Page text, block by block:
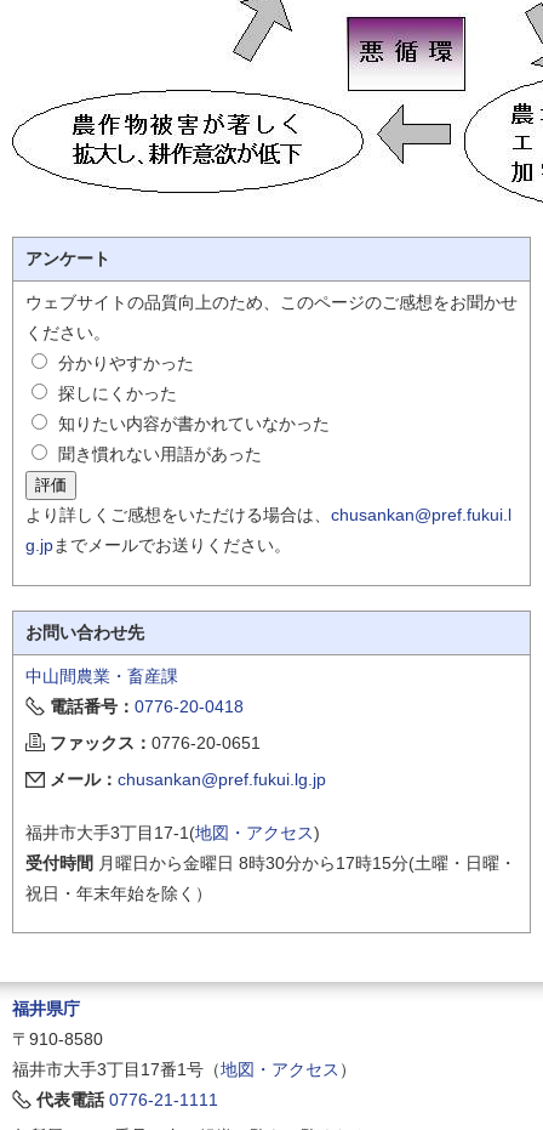
アンケート
ウェブサイトの品質向上のため、このページのご感想をお聞かせ
ください。
分かりやすかった
探しにくかった
知りたい内容が書かれていなかった
聞き慣れない用語があった
より詳しくご感想をいただける場合は、 chusankan@pref.fukui.l
g.jpまでメールでお送りください。
お問い合わせ先
中山間農業・畜産課
電話番号： 0776-20-0418
ファックス： 0776-20-0651
メール： chusankan@pref.fukui.lg.jp
福井市大手3丁目17-1(地図・アクセス)
受付時間 月曜日から金曜日 8時30分から17時15分(土曜・日曜・
祝日・年末年始を除く）
福井県庁
〒910-8580
福井市大手3丁目17番1号（地図・アクセス ）
代表電話 0776-21-1111